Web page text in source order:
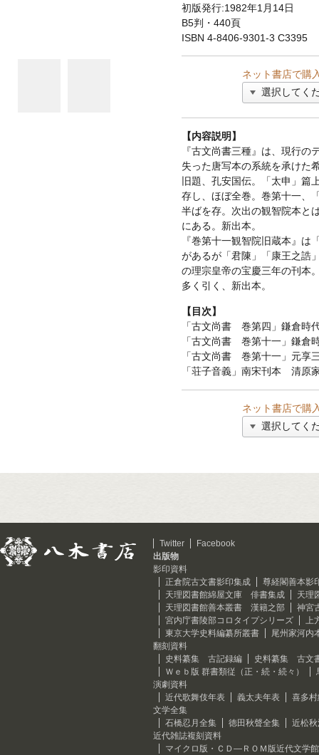
初版発行:1982年1月14日
B5判・440頁
ISBN 4-8406-9301-3 C3395
ネット書店で購
【内容説明】
『古文尚書三種』は、現行の
失った唐写本の系統を承けた
旧題、孔安国伝。「太申」篇
存し、ほぼ全巻。巻第十一、
半ばを存。次出の観智院本と
にある。新出本。
『巻第十一観智院旧蔵本』は
があるが「君陳」「康王之誥
の理宗皇帝の宝慶三年の刊本
多く引く、新出本。
【目次】
「古文尚書 巻第四」鎌倉時
「古文尚書 巻第十一」鎌倉
「古文尚書 巻第十一」元享
「荘子音義」南宋刊本 清原
ネット書店で購
Twitter
Facebook
出版物
影印資料
正倉院古文書影印集成
尊経閣善本影
天理図書館綿屋文庫 俳書集成
天理
天理図書館善本叢書 漢籍之部
神宮
宮内庁書陵部コロタイプシリーズ
上
東京大学史料編纂所叢書
尾州家河内
翻刻資料
史料纂集 古記録編
史料纂集 古文
Ｗｅｂ版 群書類従（正・続・続々）
演劇資料
近代歌舞伎年表
義太夫年表
喜多
文学全集
石橋忍月全集
徳田秋聲全集
近松
近代雑誌複刻資料
マイクロ版・ＣＤ―ＲＯＭ版近代文学館